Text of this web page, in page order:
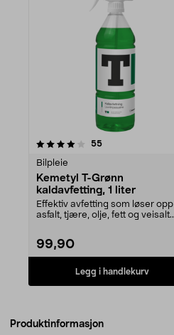
55anmeldelser
Bilpleie
Kemetyl T-Grønn
kaldavfetting, 1 liter
Effektiv avfetting som løser opp
asfalt, tjære, olje, fett og veisalt.
99,90
Legg i handlekurv
Produktinformasjon